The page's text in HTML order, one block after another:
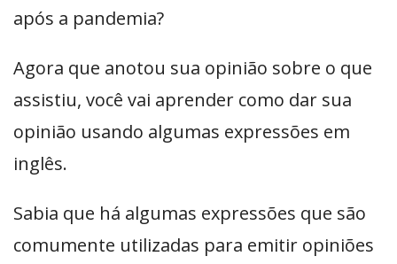
após a pandemia?
Agora que anotou sua opinião sobre o que
assistiu, você vai aprender como dar sua
opinião usando algumas expressões em
inglês.
Sabia que há algumas expressões que são
comumente utilizadas para emitir opiniões